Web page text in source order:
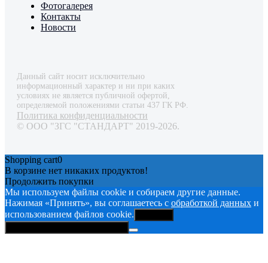
Фотогалерея
Контакты
Новости
Данный сайт носит исключительно
информационный характер и ни при каких
условиях не является публичной офертой,
определяемой положениями статьи 437 ГК РФ.
Политика конфиденциальности
© ООО "ЗГС "СТАНДАРТ" 2019-2026.
Shopping cart0
В корзине нет никаких продуктов!
Продолжить покупки
Мы используем файлы cookie и собираем другие данные.
Нажимая «Принять», вы соглашаетесь с обработкой данных и
использованием файлов cookie.